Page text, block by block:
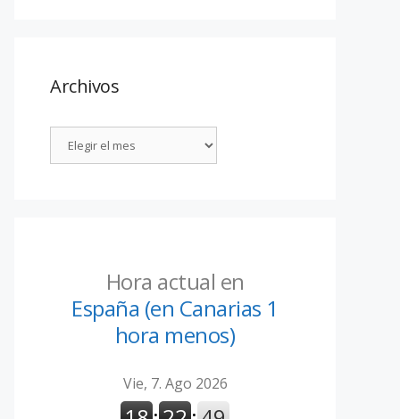
Archivos
Hora actual en
España (en Canarias 1
hora menos)